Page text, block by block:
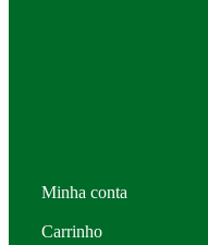
Minha conta
Carrinho